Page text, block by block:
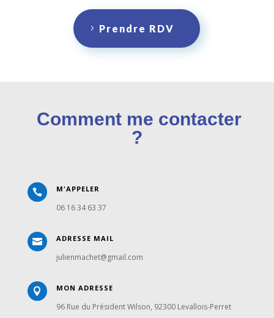
Prendre RDV
Comment me contacter
?
 M'APPELER
06 16 34 63 37
 ADRESSE MAIL
julienmachet@gmail.com
 MON ADRESSE
96 Rue du Président Wilson, 92300 Levallois-Perret